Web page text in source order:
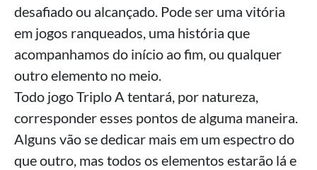
desafiado ou alcançado. Pode ser uma vitória
em jogos ranqueados, uma história que
acompanhamos do início ao fim, ou qualquer
outro elemento no meio.
Todo jogo Triplo A tentará, por natureza,
corresponder esses pontos de alguma maneira.
Alguns vão se dedicar mais em um espectro do
que outro, mas todos os elementos estarão lá e